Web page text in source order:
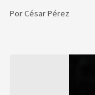
PorCésar Pérez